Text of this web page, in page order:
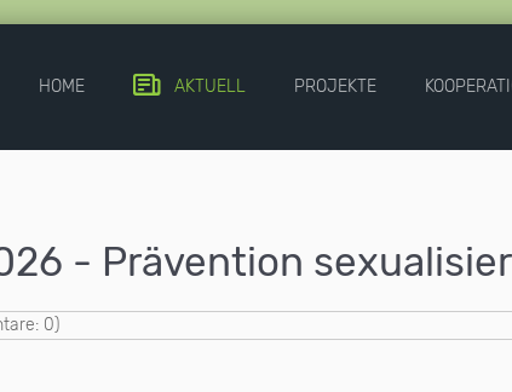
HOME AKTUELL PROJEKTE
- Prävention
0)